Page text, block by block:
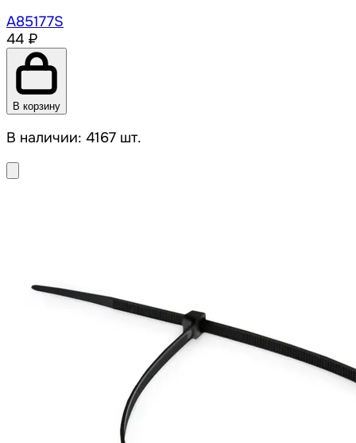
A85177S
44 ₽
В корзину
В наличии: 4167 шт.